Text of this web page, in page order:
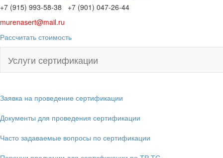
+7 (915) 993-58-38 +7 (901) 047-26-44
murenasert@mail.ru
Рассчитать стоимость
Услуги сертификации
Заявка на проведение сертификации
Документы для проведения сертификации
Часто задаваемые вопросы по сертификации